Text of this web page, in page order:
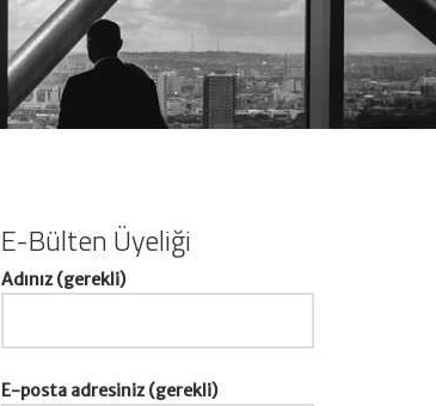
E-Bülten Üyeliği
Adınız (gerekli)
E-posta adresiniz (gerekli)